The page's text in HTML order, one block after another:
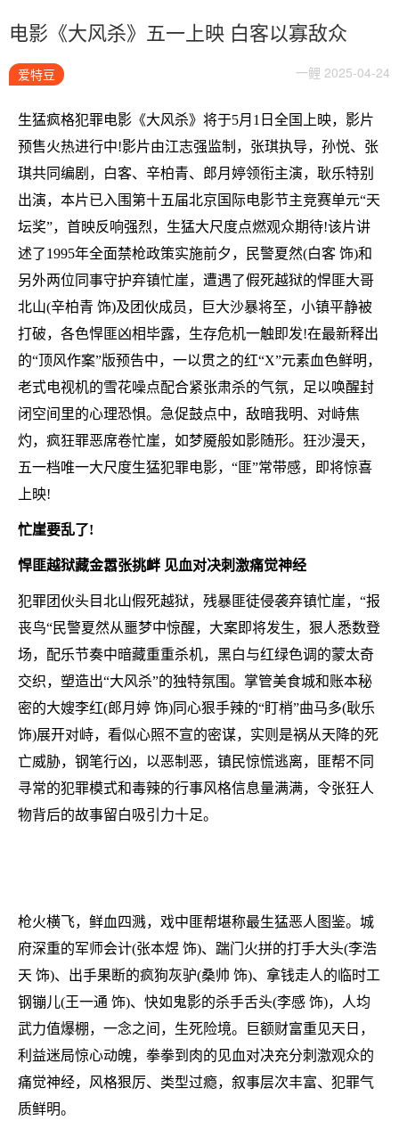
电影《大风杀》五一上映 白客以寡敌众
爱特豆 一鲤 2025-04-24
生猛疯格犯罪电影《大风杀》将于5月1日全国上映，影片
预售火热进行中!影片由江志强监制，张琪执导，孙悦、张
琪共同编剧，白客、辛柏青、郎月婷领衔主演，耿乐特别
出演，本片已入围第十五届北京国际电影节主竞赛单元“天
坛奖”，首映反响强烈，生猛大尺度点燃观众期待!该片讲
述了1995年全面禁枪政策实施前夕，民警夏然(白客 饰)和
另外两位同事守护弃镇忙崖，遭遇了假死越狱的悍匪大哥
北山(辛柏青 饰)及团伙成员，巨大沙暴将至，小镇平静被
打破，各色悍匪凶相毕露，生存危机一触即发!在最新释出
的“顶风作案”版预告中，一以贯之的红“X”元素血色鲜明，
老式电视机的雪花噪点配合紧张肃杀的气氛，足以唤醒封
闭空间里的心理恐惧。急促鼓点中，敌暗我明、对峙焦
灼，疯狂罪恶席卷忙崖，如梦魇般如影随形。狂沙漫天，
五一档唯一大尺度生猛犯罪电影，“匪”常带感，即将惊喜
上映!
忙崖要乱了!
悍匪越狱藏金嚣张挑衅 见血对决刺激痛觉神经
犯罪团伙头目北山假死越狱，残暴匪徒侵袭弃镇忙崖，“报
丧鸟“民警夏然从噩梦中惊醒，大案即将发生，狠人悉数登
场，配乐节奏中暗藏重重杀机，黑白与红绿色调的蒙太奇
交织，塑造出“大风杀”的独特氛围。掌管美食城和账本秘
密的大嫂李红(郎月婷 饰)同心狠手辣的“盯梢”曲马多(耿乐
饰)展开对峙，看似心照不宣的密谋，实则是祸从天降的死
亡威胁，钢笔行凶，以恶制恶，镇民惊慌逃离，匪帮不同
寻常的犯罪模式和毒辣的行事风格信息量满满，令张狂人
物背后的故事留白吸引力十足。
枪火横飞，鲜血四溅，戏中匪帮堪称最生猛恶人图鉴。城
府深重的军师会计(张本煜 饰)、踹门火拼的打手大头(李浩
天 饰)、出手果断的疯狗灰驴(桑帅 饰)、拿钱走人的临时工
钢镚儿(王一通 饰)、快如鬼影的杀手舌头(李感 饰)，人均
武力值爆棚，一念之间，生死险境。巨额财富重见天日，
利益迷局惊心动魄，拳拳到肉的见血对决充分刺激观众的
痛觉神经，风格狠厉、类型过瘾，叙事层次丰富、犯罪气
质鲜明。